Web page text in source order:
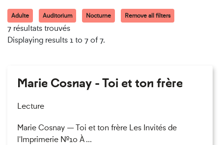
Adulte Auditorium Nocturne Remove all filters
7 résultats trouvés
Displaying results 1 to 7 of 7.
Marie Cosnay - Toi et ton frère
Lecture
Marie Cosnay — Toi et ton frère Les Invités de
l'Imprimerie n°10 À ...